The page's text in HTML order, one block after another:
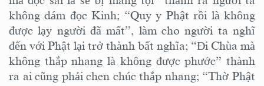
không dám đọc Kinh; “Quy y Phật rồi là không
được lạy người đã mất”, làm cho người ta nghĩ
đến với Phật lại trở thành bất nghĩa; “Đi Chùa mà
không thắp nhang là không được phước” thành
ra ai cũng phải chen chúc thắp nhang; “Thờ Phật